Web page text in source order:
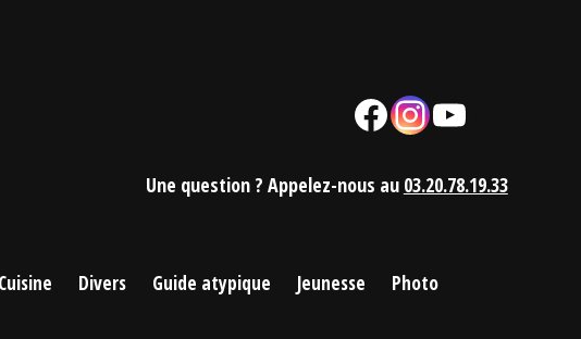
FacebookInstagramYouTube
Une question ? Appelez-nous au 03.20.78.19.33
Cuisine Divers Guide atypique Jeunesse Photo